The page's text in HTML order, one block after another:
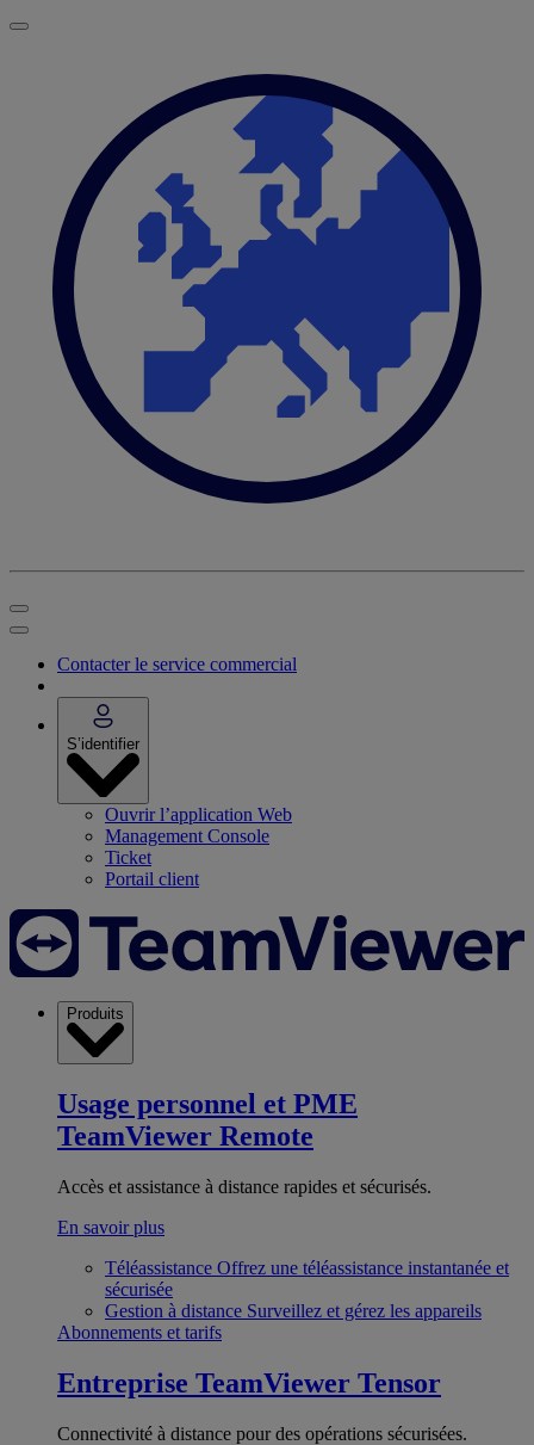
Contacter le service commercial
S’identifier
Ouvrir l’application Web
Management Console
Ticket
Portail client
Produits
Usage personnel et PME
TeamViewer Remote
Accès et assistance à distance rapides et sécurisés.
En savoir plus
Téléassistance Offrez une téléassistance instantanée et
sécurisée
Gestion à distance Surveillez et gérez les appareils
Abonnements et tarifs
Entreprise TeamViewer Tensor
Connectivité à distance pour des opérations sécurisées.